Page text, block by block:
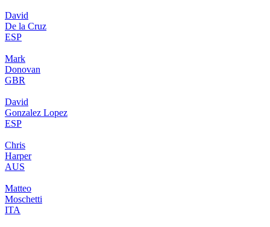
David
De la Cruz
ESP
Mark
Donovan
GBR
David
Gonzalez Lopez
ESP
Chris
Harper
AUS
Matteo
Moschetti
ITA